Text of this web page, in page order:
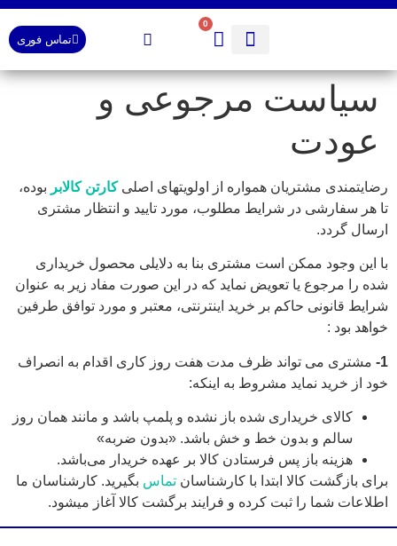
0
تماس فوری
سیاست مرجوعی و
عودت
رضایتمندی مشتریان همواره از اولویتهای اصلیکارتن کالابر بوده،
تا هر سفارشی در شرایط مطلوب، مورد تایید و انتظار مشتری
ارسال گردد.
با این وجود ممکن است مشتری بنا به دلایلی محصول خریداری
شده را مرجوع یا تعویض نماید که در این صورت مفاد زیر به عنوان
شرایط قانونی حاکم بر خرید اینترنتی، معتبر و مورد توافق طرفین
خواهد بود :
1-
مشتری می تواند ظرف مدت هفت روز کاری اقدام به انصراف
خود از خرید نماید مشروط به اینکه:
کالای خریداری شده باز نشده و پلمپ باشد و مانند همان روز
سالم و بدون خط و خش باشد. «بدون ضربه»
هزینه باز پس فرستادن کالا بر عهده خریدار می‌باشد.
برای بازگشت کالا ابتدا با کارشناسان تماس بگیرید. کارشناسان ما
اطلاعات شما را ثبت کرده و فرایند برگشت کالا آغاز میشود.